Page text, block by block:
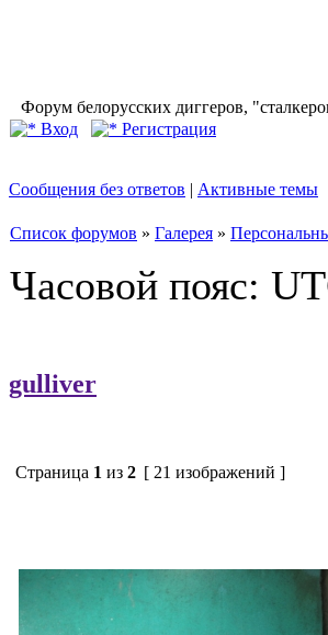
Форум белорусских диггеров,
Вход
Регистрация
Сообщения без ответов | Активные темы
Список форумов » Галерея »
Часовой пояс:
gulliver
Страница 1 из 2 [ 21 изображений ]